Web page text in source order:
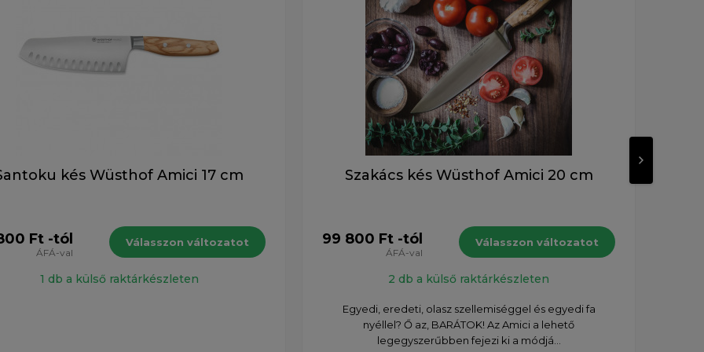
kés Wüsthof Amici 17 cm
Ft -tól
ÁFÁ-val
Válasszon változatot
1 db a külső raktárkészleten
Szakács kés Wüsthof Amici 20 cm
99 800 Ft -tól
ÁFÁ-val
Válasszon változatot
2 db a külső raktárkészleten
Egyedi, eredeti, olasz szellemiséggel és egyedi fa
nyéllel? Ő az, BARÁTOK! Az Amici a lehető
legegyszerűbben fejezi ki a módjá...